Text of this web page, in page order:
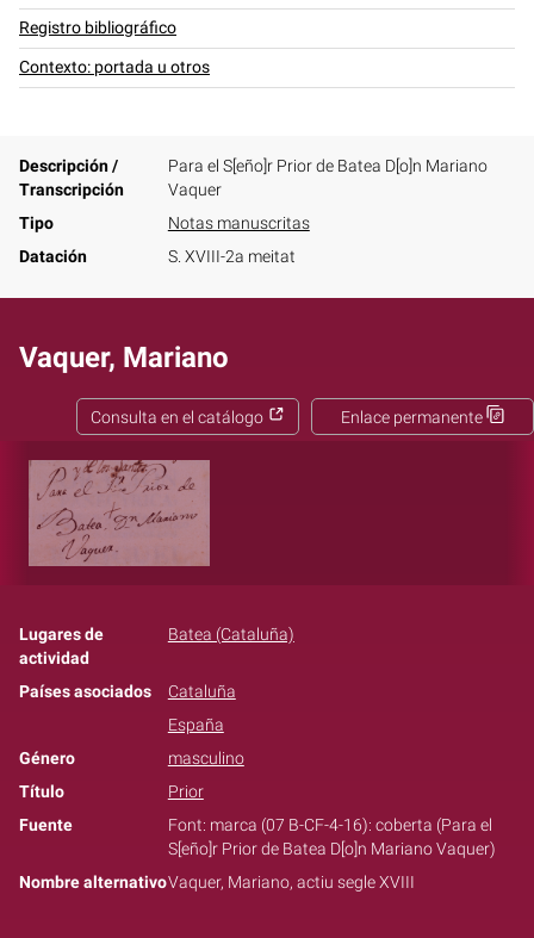
Registro bibliográfico
Contexto: portada u otros
Descripción /
Transcripción
Para el S[eño]r Prior de Batea D[o]n Mariano
Vaquer
Tipo
Notas manuscritas
Datación
S. XVIII-2a meitat
Vaquer, Mariano
Enlace permanente
Consulta en el catálogo
Lugares de
actividad
Batea (Cataluña)
Países asociados
Cataluña
España
Género
masculino
Título
Prior
Fuente
Font: marca (07 B-CF-4-16): coberta (Para el
S[eño]r Prior de Batea D[o]n Mariano Vaquer)
Nombre alternativoVaquer, Mariano, actiu segle XVIII